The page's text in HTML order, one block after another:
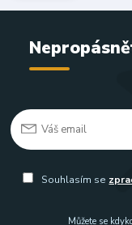
Souhlasím se
Můžete se